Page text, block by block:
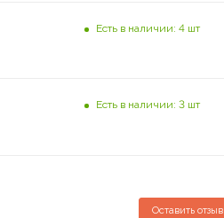
Есть в наличии: 4 шт
Есть в наличии: 3 шт
Оставить отзыв